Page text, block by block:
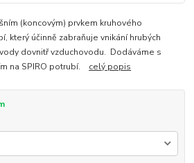
(koncovým) prvkem kruhového
který účinně zabraňuje vnikání hrubých
dovnitř vzduchovodu. Dodáváme s
na SPIRO potrubí. celý popis